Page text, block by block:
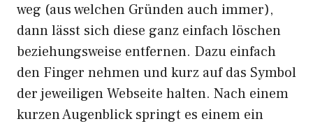
weg (aus welchen Gründen auch immer),
dann lässt sich diese ganz einfach löschen
beziehungsweise entfernen. Dazu einfach
den Finger nehmen und kurz auf das Symbol
der jeweiligen Webseite halten. Nach einem
kurzen Augenblick springt es einem ein